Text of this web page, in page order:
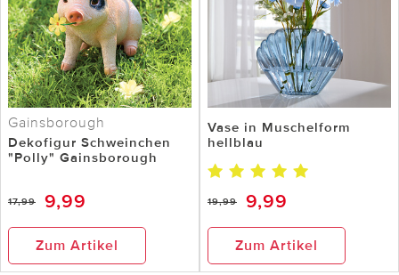
Gainsborough
Dekofigur Schweinchen
"Polly" Gainsborough
17,99 9,99
Zum Artikel
Vase in Muschelform
hellblau
19,99 9,99
Zum Artikel